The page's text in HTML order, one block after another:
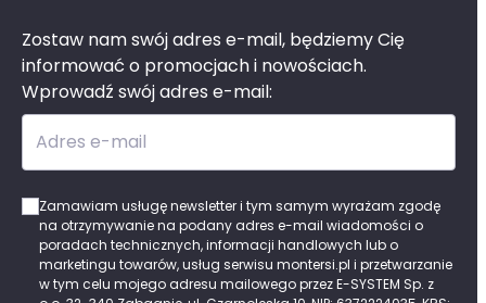
Zostaw nam swój adres e-mail, będziemy Cię
informować o promocjach i nowościach.
Wprowadź swój adres e-mail:
Adres e-mail
Zamawiam usługę newsletter i tym samym wyrażam zgodę
na otrzymywanie na podany adres e-mail wiadomości o
poradach technicznych, informacji handlowych lub o
marketingu towarów, usług serwisu montersi.pl i przetwarzanie
w tym celu mojego adresu mailowego przez E-SYSTEM Sp. z